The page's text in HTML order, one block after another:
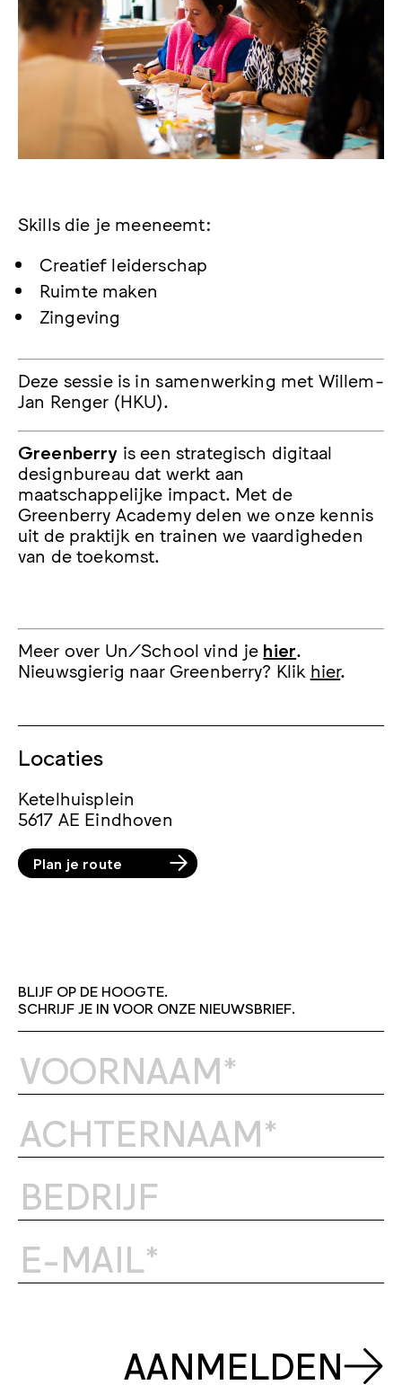
Skills die je meeneemt:
Creatief leiderschap
Ruimte maken
Zingeving
Deze sessie is in samenwerking met Willem-
Jan Renger (HKU).
Greenberry is een strategisch digitaal
designbureau dat werkt aan
maatschappelijke impact. Met de
Greenberry Academy delen we onze kennis
uit de praktijk en trainen we vaardigheden
van de toekomst.
Meer over Un/School vind je hier.
Nieuwsgierig naar Greenberry? Klik hier.
Locaties
Ketelhuisplein
5617 AE Eindhoven
Plan je route
BLIJF OP DE HOOGTE.
SCHRIJF JE IN VOOR ONZE NIEUWSBRIEF.
AANMELDEN